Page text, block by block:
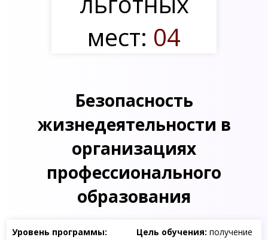
мест: 04
Безопасность
жизнедеятельности в
организациях
профессионального
образования
Уровень программы: Цель обучения: получение